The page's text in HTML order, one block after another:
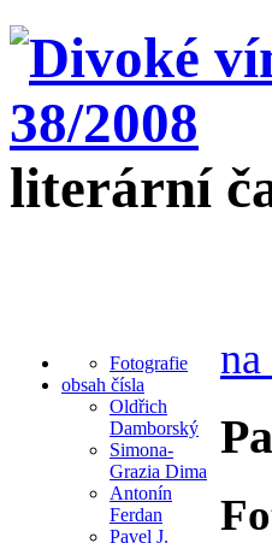
literární
Fotografie
obsah čísla
Oldřich
Damborský
Simona-
Grazia Dima
Antonín
Ferdan
Pavel J.